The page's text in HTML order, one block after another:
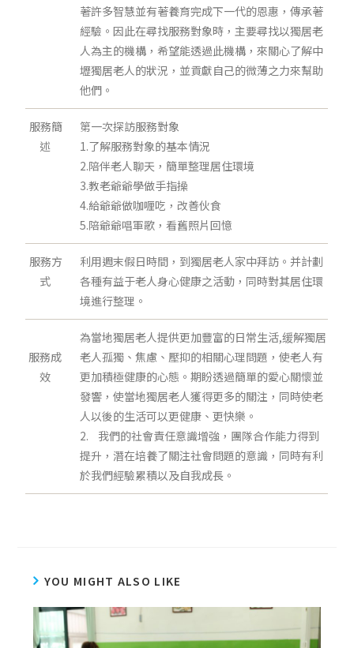
著許多智慧並有著養育完成下一代的恩惠，傳承著
經驗。因此在尋找服務對象時，主要尋找以獨居老
人為主的機構，希望能透過此機構，來關心了解中
壢獨居老人的狀況，並貢獻自己的微薄之力來幫助
他們。
服務簡
述
第一次探訪服務對象
1.了解服務對象的基本情況
2.陪伴老人聊天，簡單整理居住環境
3.教老爺爺學做手指操
4.給爺爺做咖喱吃，改善伙食
5.陪爺爺唱軍歌，看舊照片回憶
服務方
式
利用週末假日時間，到獨居老人家中拜訪。并計劃
各種有益于老人身心健康之活動，同時對其居住環
境進行整理。
服務成
效
為當地獨居老人提供更加豐富的日常生活,缓解獨居
老人孤獨、焦慮、壓抑的相關心理問題，使老人有
更加積極健康的心態。期盼透過簡單的愛心關懷並
發響，使當地獨居老人獲得更多的關注，同時使老
人以後的生活可以更健康、更快樂。
2. 我們的社會責任意識增強，團隊合作能力得到
提升，潛在培養了關注社會問題的意識，同時有利
於我們經驗累積以及自我成長。
YOU MIGHT ALSO LIKE